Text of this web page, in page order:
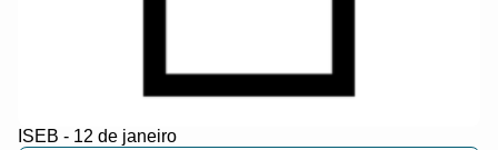
ISEB - 12 de janeiro